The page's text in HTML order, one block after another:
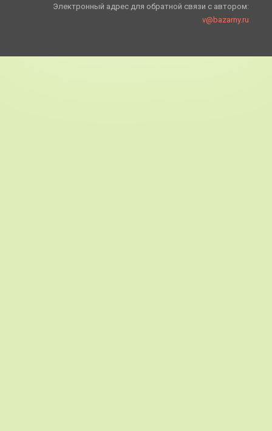
Электронный адрес для обратной связи с автором:
v@bazarny.ru